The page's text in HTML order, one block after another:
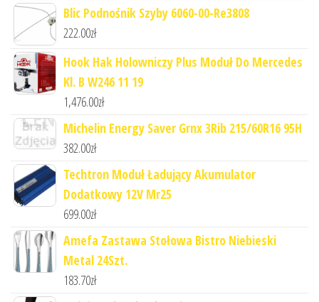
Blic Podnośnik Szyby 6060-00-Re3808
222.00zł
Hook Hak Holowniczy Plus Moduł Do Mercedes
Kl. B W246 11 19
1,476.00zł
Michelin Energy Saver Grnx 3Rib 215/60R16 95H
382.00zł
Techtron Moduł Ładujący Akumulator
Dodatkowy 12V Mr25
699.00zł
Amefa Zastawa Stołowa Bistro Niebieski
Metal 24Szt.
183.70zł